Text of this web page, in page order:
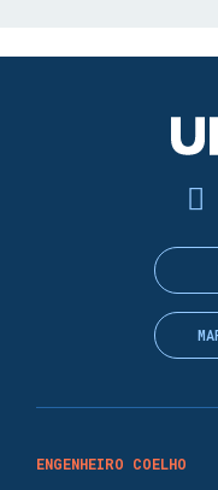
ENGENHEIRO COELHO